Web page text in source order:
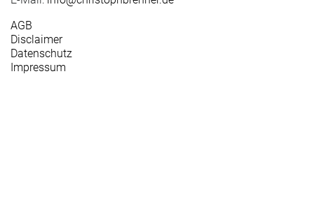
AGB
Disclaimer
Datenschutz
Impressum